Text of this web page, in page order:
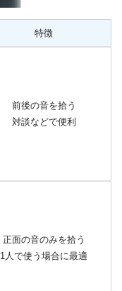
特徴
前後の音を拾う
対談などで便利
正面の音のみを拾う
1人で使う場合に最適